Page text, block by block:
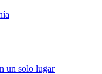
un solo lugar